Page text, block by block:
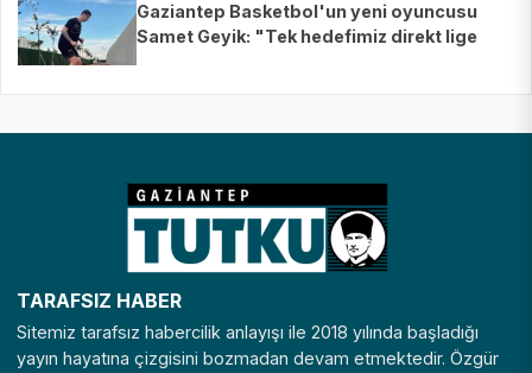
Gaziantep Basketbol'un yeni oyuncusu
Samet Geyik: "Tek hedefimiz direkt lige
TARAFSIZ HABER
Sitemiz tarafsız habercilik anlayışı ile 2018 yılında başladığı
yayın hayatına çizgisini bozmadan devam etmektedir. Özgür